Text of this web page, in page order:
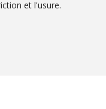
et l'usure.